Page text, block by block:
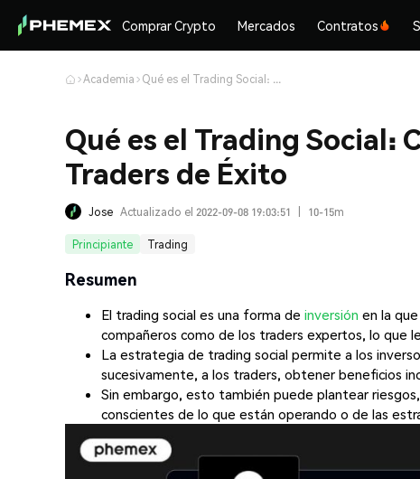
Comprar Crypto Mercados Contratos
Academia Qué es el Trading Social: Copiando los Secretos de los Traders de Éxito
Qué es el Trading Social:
Traders de Éxito
Jose Actualizado el 2022-09-08 19:03:51 10-15m
Principiante Trading
Resumen
El trading social es una forma de inversión en la
compañeros como de los traders expertos, lo que
La estrategia de trading social permite a los
sucesivamente, a los traders, obtener beneficios
Sin embargo, esto también puede plantear
conscientes de lo que están operando o de las